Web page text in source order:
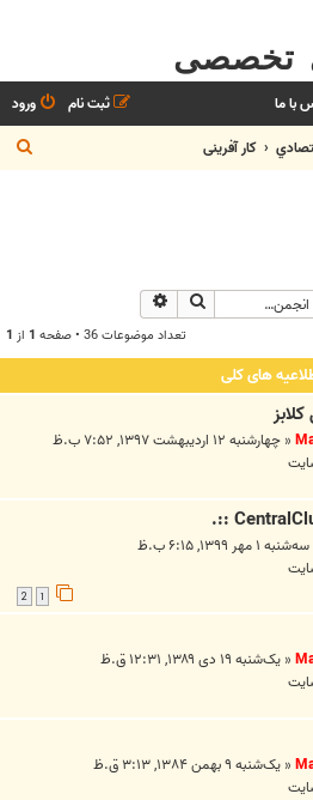
تخصصی
با ما ورود
ثبت نام
کار آفرینی
س
جستجو
تعداد موضوعات 36 • صفحه 1 از 1
های کلی
« چهارشنبه ۱۲ اردیبهشت ۱۳۹۷, ۷:۵۲ ب.ظ
سه‌شنبه ۱ مهر ۱۳۹۹, ۶:۱۵ ب.ظ
1
2
« یک‌شنبه ۱۹ دی ۱۳۸۹, ۱۲:۳۱ ق.ظ
« یک‌شنبه ۹ بهمن ۱۳۸۴, ۳:۱۳ ق.ظ